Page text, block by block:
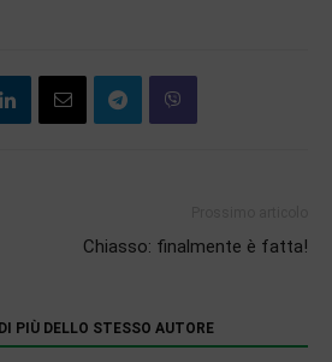
Chiasso: finalmente è fatta!
DI PIÙ DELLO STESSO AUTORE